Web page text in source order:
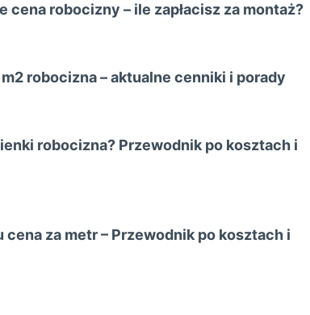
cena robocizny – ile zapłacisz za montaż?
robocizna – aktualne cenniki i porady
robocizna? Przewodnik po kosztach i
cena za metr – Przewodnik po kosztach i